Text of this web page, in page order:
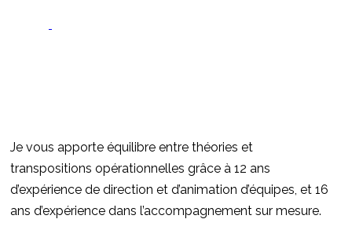
Je vous apporte équilibre entre théories et
transpositions opérationnelles grâce à 12 ans
d’expérience de direction et d’animation d’équipes, et 16
ans d’expérience dans l’accompagnement sur mesure.